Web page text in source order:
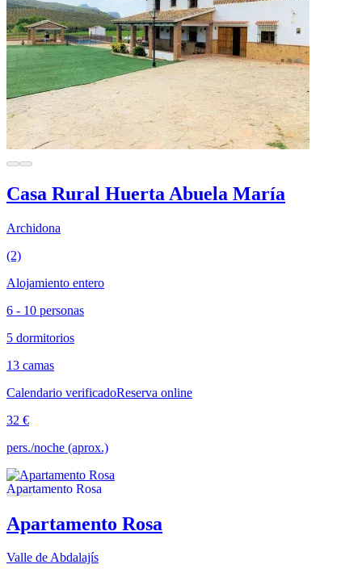
Casa Rural Huerta Abuela María
Archidona
(2)
Alojamiento entero
6 - 10 personas
5 dormitorios
13 camas
Calendario verificadoReserva online
32 €
pers./noche (aprox.)
Apartamento Rosa
Valle de Abdalajís